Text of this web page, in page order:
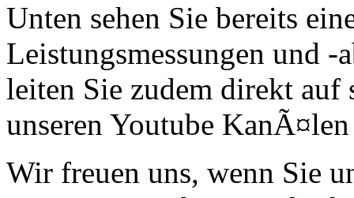
Unten sehen Sie bereits
Leistungsmessungen und -
leiten Sie zudem direkt auf
unseren Youtube
Wir freuen uns, wenn Sie